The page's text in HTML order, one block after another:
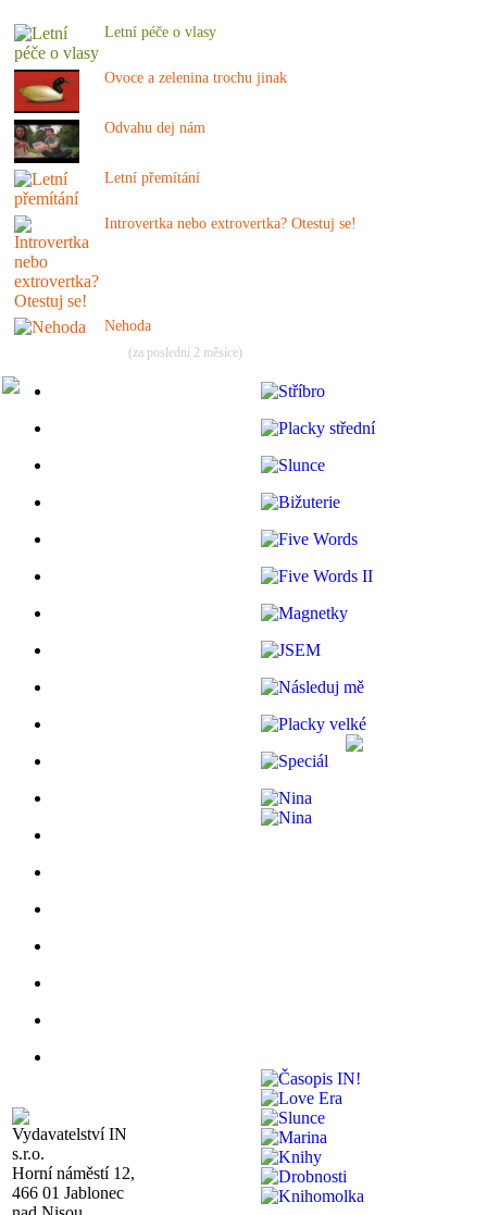
Letní péče o vlasy
Ovoce a zelenina trochu jinak
Odvahu dej nám
Letní přemítání
Introvertka nebo extrovertka? Otestuj se!
Nehoda
(za poslední 2 měsíce)
Vydavatelství IN
s.r.o.
Horní náměstí 12,
466 01 Jablonec